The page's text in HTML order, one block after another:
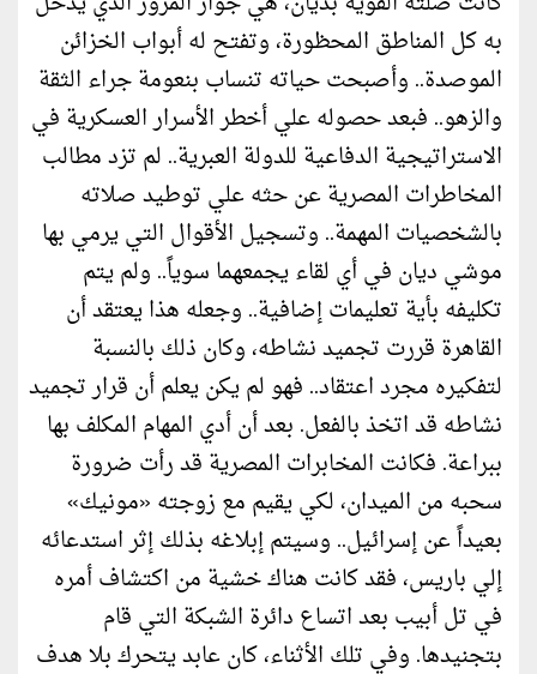
به كل المناطق المحظورة، وتفتح له أبواب الخزائن
الموصدة.. وأصبحت حياته تنساب بنعومة جراء الثقة
والزهو.. فبعد حصوله علي أخطر الأسرار العسكرية في
الاستراتيجية الدفاعية للدولة العبرية.. لم تزد مطالب
المخاطرات المصرية عن حثه علي توطيد صلاته
بالشخصيات المهمة.. وتسجيل الأقوال التي يرمي بها
موشي ديان في أي لقاء يجمعهما سوياً.. ولم يتم
تكليفه بأية تعليمات إضافية.. وجعله هذا يعتقد أن
القاهرة قررت تجميد نشاطه، وكان ذلك بالنسبة
لتفكيره مجرد اعتقاد.. فهو لم يكن يعلم أن قرار تجميد
نشاطه قد اتخذ بالفعل. بعد أن أدي المهام المكلف بها
ببراعة. فكانت المخابرات المصرية قد رأت ضرورة
سحبه من الميدان، لكي يقيم مع زوجته «مونيك»
بعيداً عن إسرائيل.. وسيتم إبلاغه بذلك إثر استدعائه
إلي باريس، فقد كانت هناك خشية من اكتشاف أمره
في تل أبيب بعد اتساع دائرة الشبكة التي قام
بتجنيدها. وفي تلك الأثناء، كان عابد يتحرك بلا هدف